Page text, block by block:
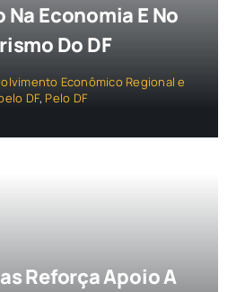
Na Economia E No
Do DF
Econômico Regional e
DF, Pelo DF
Reforça Apoio A